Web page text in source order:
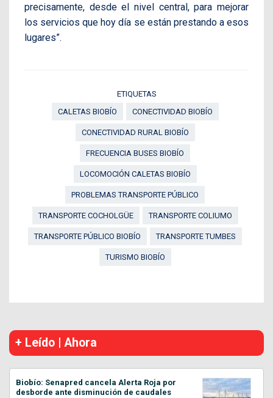
precisamente, desde el nivel central, para mejorar
los servicios que hoy día se están prestando a esos
lugares”.
ETIQUETAS
CALETAS BIOBÍO
CONECTIVIDAD BIOBÍO
CONECTIVIDAD RURAL BIOBÍO
FRECUENCIA BUSES BIOBÍO
LOCOMOCIÓN CALETAS BIOBÍO
PROBLEMAS TRANSPORTE PÚBLICO
TRANSPORTE COCHOLGÜE TRANSPORTE COLIUMO
TRANSPORTE PÚBLICO BIOBÍO TRANSPORTE TUMBES
TURISMO BIOBÍO
+ Leído | Ahora
Biobío: Senapred cancela Alerta Roja por
desborde ante disminución de caudales